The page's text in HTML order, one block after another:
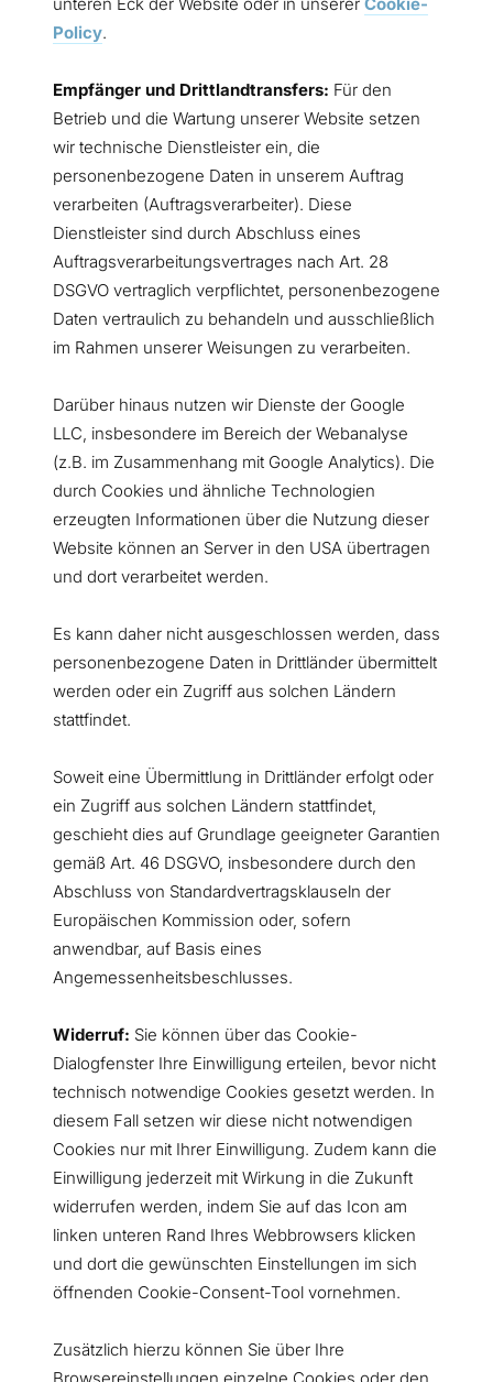
Policy.
Empfänger und Drittlandtransfers: Für den
Betrieb und die Wartung unserer Website setzen
wir technische Dienstleister ein, die
personenbezogene Daten in unserem Auftrag
verarbeiten (Auftragsverarbeiter). Diese
Dienstleister sind durch Abschluss eines
Auftragsverarbeitungsvertrages nach Art. 28
DSGVO vertraglich verpflichtet, personenbezogene
Daten vertraulich zu behandeln und ausschließlich
im Rahmen unserer Weisungen zu verarbeiten.
Darüber hinaus nutzen wir Dienste der Google
LLC, insbesondere im Bereich der Webanalyse
(z.B. im Zusammenhang mit Google Analytics). Die
durch Cookies und ähnliche Technologien
erzeugten Informationen über die Nutzung dieser
Website können an Server in den USA übertragen
und dort verarbeitet werden.
Es kann daher nicht ausgeschlossen werden, dass
personenbezogene Daten in Drittländer übermittelt
werden oder ein Zugriff aus solchen Ländern
stattfindet.
Soweit eine Übermittlung in Drittländer erfolgt oder
ein Zugriff aus solchen Ländern stattfindet,
geschieht dies auf Grundlage geeigneter Garantien
gemäß Art. 46 DSGVO, insbesondere durch den
Abschluss von Standardvertragsklauseln der
Europäischen Kommission oder, sofern
anwendbar, auf Basis eines
Angemessenheitsbeschlusses.
Widerruf: Sie können über das Cookie-
Dialogfenster Ihre Einwilligung erteilen, bevor nicht
technisch notwendige Cookies gesetzt werden. In
diesem Fall setzen wir diese nicht notwendigen
Cookies nur mit Ihrer Einwilligung. Zudem kann die
Einwilligung jederzeit mit Wirkung in die Zukunft
widerrufen werden, indem Sie auf das Icon am
linken unteren Rand Ihres Webbrowsers klicken
und dort die gewünschten Einstellungen im sich
öffnenden Cookie-Consent-Tool vornehmen.
Zusätzlich hierzu können Sie über Ihre